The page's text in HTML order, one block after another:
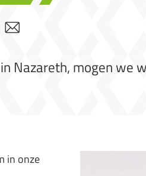
Nazareth, mogen we
in onze